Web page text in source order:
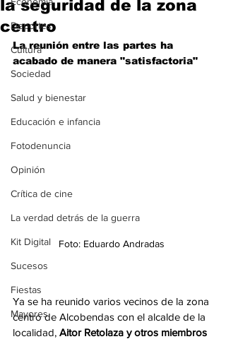
Deportes
Cultura
Sociedad
Salud y bienestar
Educación e infancia
Fotodenuncia
Opinión
Crítica de cine
La verdad detrás de la guerra
Kit Digital
Sucesos
Fiestas
Mayores
la seguridad de la zona
centro
La reunión entre las partes ha
acabado de manera "satisfactoria"
Foto: Eduardo Andradas
Ya se ha reunido varios vecinos de la zona
centro de Alcobendas con el alcalde de la
localidad, Aitor Retolaza y otros miembros